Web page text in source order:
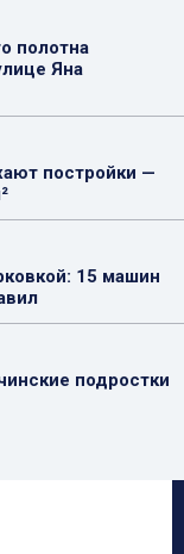
полотна
Яна
постройки —
15 машин
подростки